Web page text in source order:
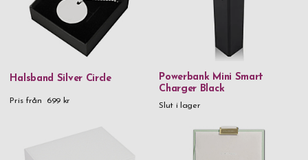
Halsband Silver Circle
Pris från 699 kr
Powerbank Mini Smart
Charger Black
Slut i lager